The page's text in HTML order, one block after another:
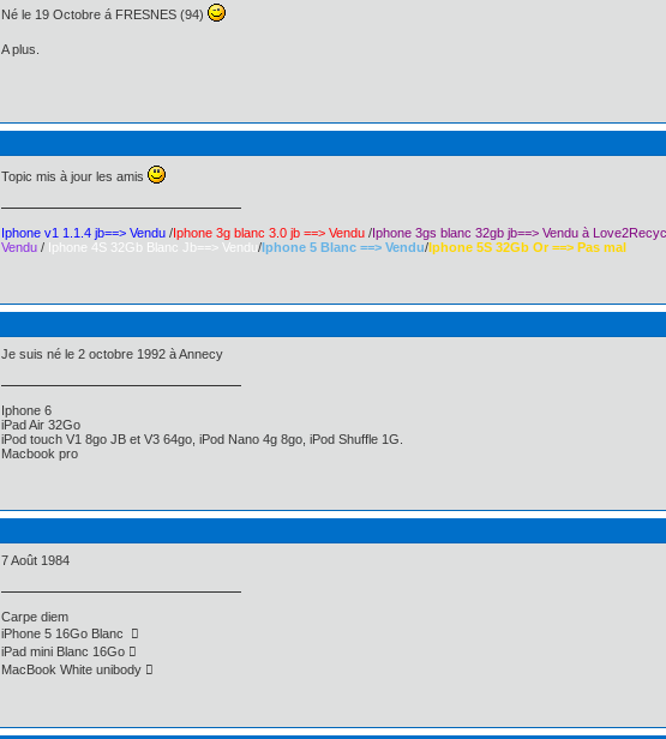
Né le 19 Octobre á FRESNES (94)
A plus.
Topic mis à jour les amis
Iphone v1 1.1.4 jb==> Vendu /Iphone 3g blanc 3.0 jb ==> Vendu /Iphone 3gs blanc 32gb jb==> Vendu à
Vendu / Iphone 4S 32Gb Blanc Jb==> Vendu/Iphone 5 Blanc ==> Vendu/Iphone 5S 32Gb Or ==> Pas mal
Je suis né le 2 octobre 1992 à Annecy
Iphone 6
iPad Air 32Go
iPod touch V1 8go JB et V3 64go, iPod Nano 4g 8go, iPod Shuffle 1G.
Macbook pro
7 Août 1984
Carpe diem
iPhone 5 16Go Blanc 
iPad mini Blanc 16Go 
MacBook White unibody 